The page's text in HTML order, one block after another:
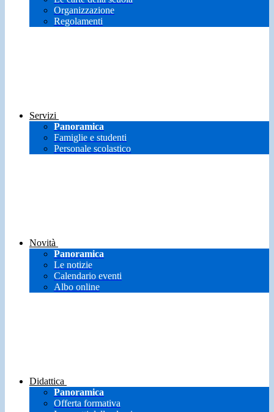
Organizzazione
Regolamenti
Servizi
Panoramica
Famiglie e studenti
Personale scolastico
Novità
Panoramica
Le notizie
Calendario eventi
Albo online
Didattica
Panoramica
Offerta formativa